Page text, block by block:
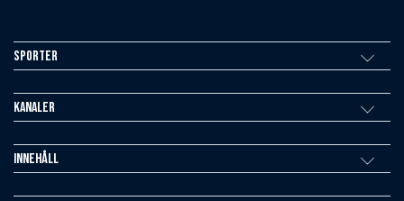
Sporter
Kanaler
Innehåll